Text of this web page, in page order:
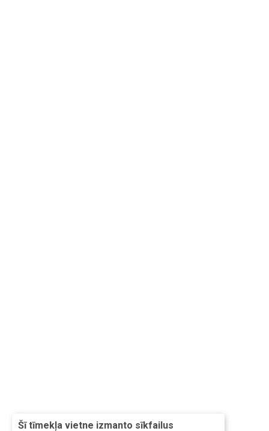
Šī tīmekļa vietne izmanto sīkfailus